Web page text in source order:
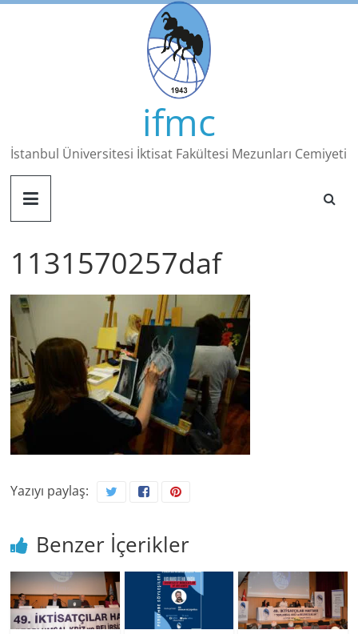
Skip
ifmc
İstanbul Üniversitesi İktisat Fakültesi Mezunları Cemiyeti
1131570257daf
Yazıyı paylaş:
Benzer İçerikler